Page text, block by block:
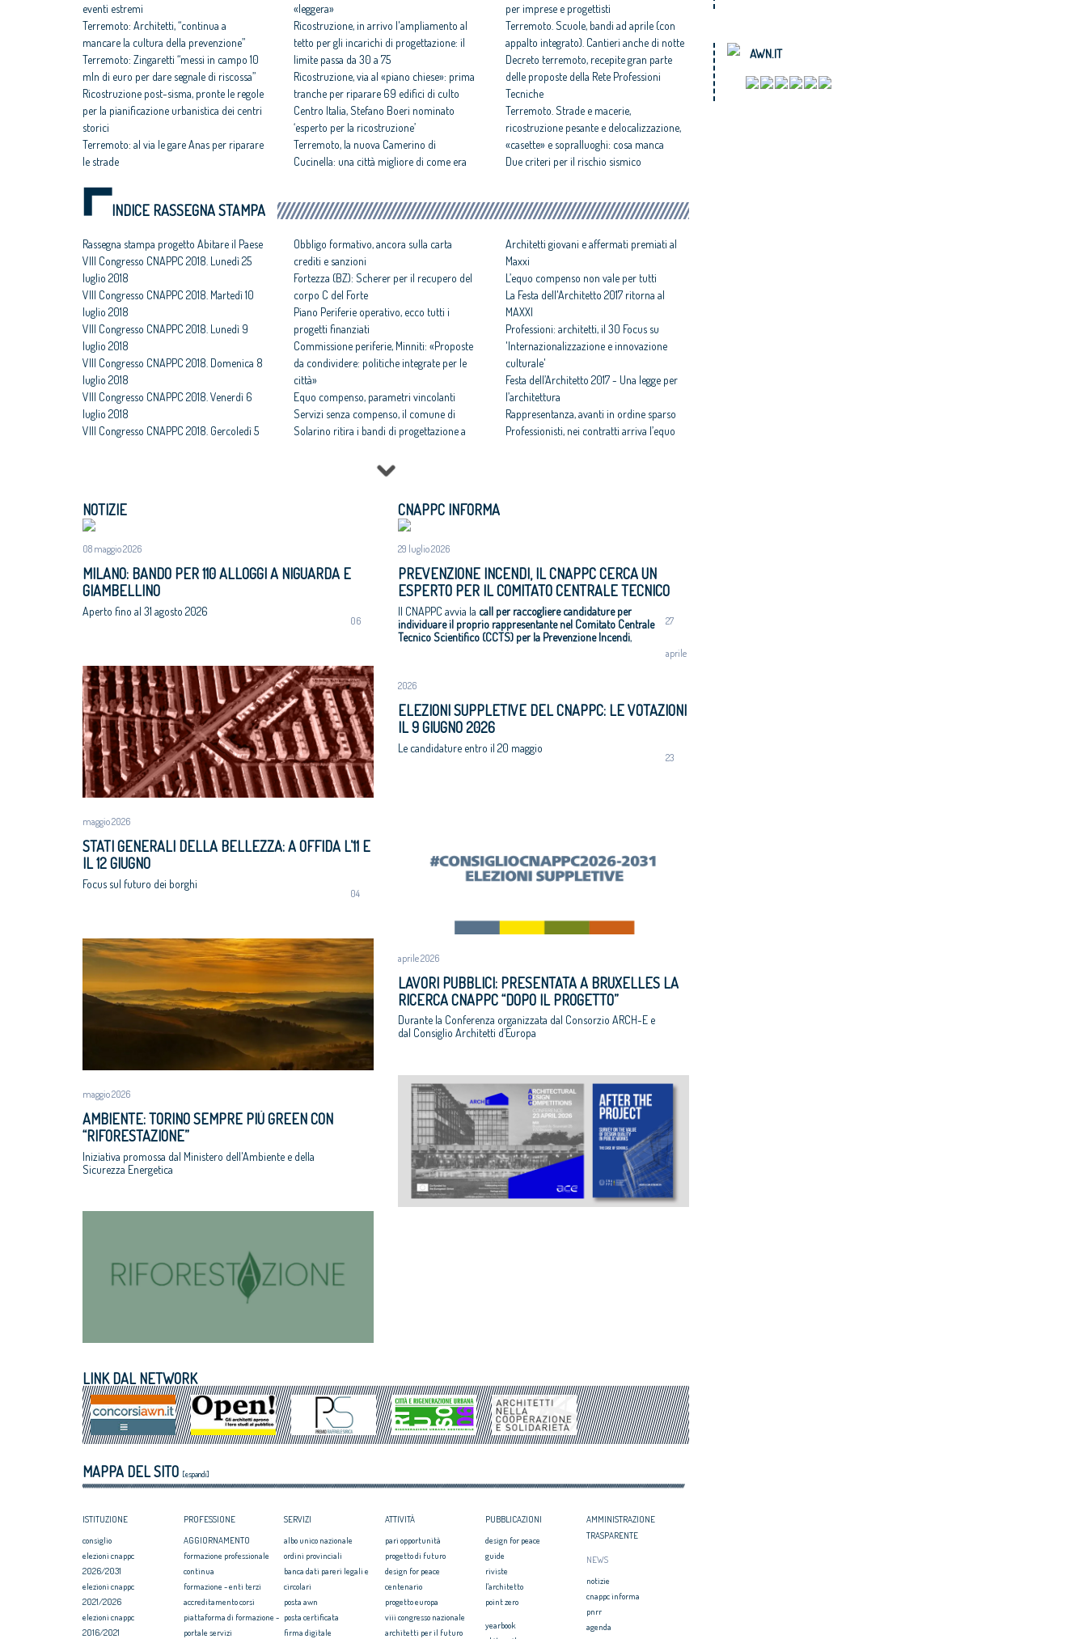
eventi estremi
Terremoto: Architetti, “continua a
mancare la cultura della prevenzione”
Terremoto: Zingaretti “messi in campo 10
mln di euro per dare segnale di riscossa”
Ricostruzione post-sisma, pronte le regole
per la pianificazione urbanistica dei centri
storici
Terremoto: al via le gare Anas per riparare
le strade
«leggera»
Ricostruzione, in arrivo l'ampliamento al
tetto per gli incarichi di progettazione: il
limite passa da 30 a 75
Ricostruzione, via al «piano chiese»: prima
tranche per riparare 69 edifici di culto
Centro Italia, Stefano Boeri nominato
‘esperto per la ricostruzione’
Terremoto, la nuova Camerino di
Cucinella: una città migliore di come era
per imprese e progettisti
Terremoto. Scuole, bandi ad aprile (con
appalto integrato). Cantieri anche di notte
Decreto terremoto, recepite gran parte
delle proposte della Rete Professioni
Tecniche
Terremoto. Strade e macerie,
ricostruzione pesante e delocalizzazione,
«casette» e sopralluoghi: cosa manca
Due criteri per il rischio sismico
INDICE RASSEGNA STAMPA
Rassegna stampa progetto Abitare il Paese
VIII Congresso CNAPPC 2018. Lunedì 25
luglio 2018
VIII Congresso CNAPPC 2018. Martedì 10
luglio 2018
VIII Congresso CNAPPC 2018. Lunedì 9
luglio 2018
VIII Congresso CNAPPC 2018. Domenica 8
luglio 2018
VIII Congresso CNAPPC 2018. Venerdì 6
luglio 2018
VIII Congresso CNAPPC 2018. Gercoledì 5
luglio 2018
VIII Congresso CNAPPC 2018. Domenica 1
luglio 2018
Obbligo formativo, ancora sulla carta
crediti e sanzioni
Fortezza (BZ): Scherer per il recupero del
corpo C del Forte
Piano Periferie operativo, ecco tutti i
progetti finanziati
Commissione periferie, Minniti: «Proposte
da condividere: politiche integrate per le
città»
Equo compenso, parametri vincolanti
Servizi senza compenso, il comune di
Solarino ritira i bandi di progettazione a
All'architettura rispettosa dello studio
caravatti_caravatti il Premio architetto
Assegnati premi Architetto italiano e
Equo compenso, il CNAPPC ricorre alla
Corte Europea dei Diritti dell’Uomo
Professioni: architetti, focus su
internazionalizzazione e innovazione
Architetti giovani e affermati premiati al
Maxxi
L’equo compenso non vale per tutti
La Festa dell'Architetto 2017 ritorna al
MAXXI
Professioni: architetti, il 30 Focus su
'Internazionalizzazione e innovazione
culturale'
Festa dell’Architetto 2017 - Una legge per
l’architettura
Rappresentanza, avanti in ordine sparso
Professionisti, nei contratti arriva l’equo
NOTIZIE
08 maggio 2026
MILANO: BANDO PER 110 ALLOGGI A NIGUARDA E
GIAMBELLINO
Aperto fino al 31 agosto 2026
06
maggio 2026
STATI GENERALI DELLA BELLEZZA: A OFFIDA L’11 E
IL 12 GIUGNO
Focus sul futuro dei borghi
04
maggio 2026
AMBIENTE: TORINO SEMPRE PIÙ GREEN CON
“RIFORESTAZIONE”
Iniziativa promossa dal Ministero dell'Ambiente e della
Sicurezza Energetica
CNAPPC INFORMA
29 luglio 2026
PREVENZIONE INCENDI, IL CNAPPC CERCA UN
ESPERTO PER IL COMITATO CENTRALE TECNICO
SCIENTIFICO
Il CNAPPC avvia la call per raccogliere candidature per
individuare il proprio rappresentante nel Comitato Centrale
Tecnico Scientifico (CCTS) per la Prevenzione Incendi,
corredate di curriculum vitae da inviare all’indirizzo di posta
elettronicadirezione@cnappc.it.
27
aprile
2026
ELEZIONI SUPPLETIVE DEL CNAPPC: LE VOTAZIONI
IL 9 GIUGNO 2026
Le candidature entro il 20 maggio
23
aprile 2026
LAVORI PUBBLICI: PRESENTATA A BRUXELLES LA
RICERCA CNAPPC “DOPO IL PROGETTO”
Durante la Conferenza organizzata dal Consorzio ARCH-E e
dal Consiglio Architetti d’Europa
LINK DAL NETWORK
MAPPA DEL SITO [espandi]
ISTITUZIONE
consiglio
elezioni cnappc
2026/2031
elezioni cnappc
2021/2026
elezioni cnappc
2016/2021
PROFESSIONE
AGGIORNAMENTO
formazione professionale
continua
formazione - enti terzi
accreditamento corsi
piattaforma di formazione -
portale servizi
SERVIZI
albo unico nazionale
ordini provinciali
banca dati pareri legali e
circolari
posta awn
posta certificata
firma digitale
ATTIVITÀ
pari opportunità
progetto di futuro
design for peace
centenario
progetto europa
viii congresso nazionale
architetti per il futuro
PUBBLICAZIONI
design for peace
guide
riviste
l'architetto
point zero
yearbook
AMMINISTRAZIONE
TRASPARENTE
NEWS
notizie
cnappc informa
pnrr
agenda
AWN.IT